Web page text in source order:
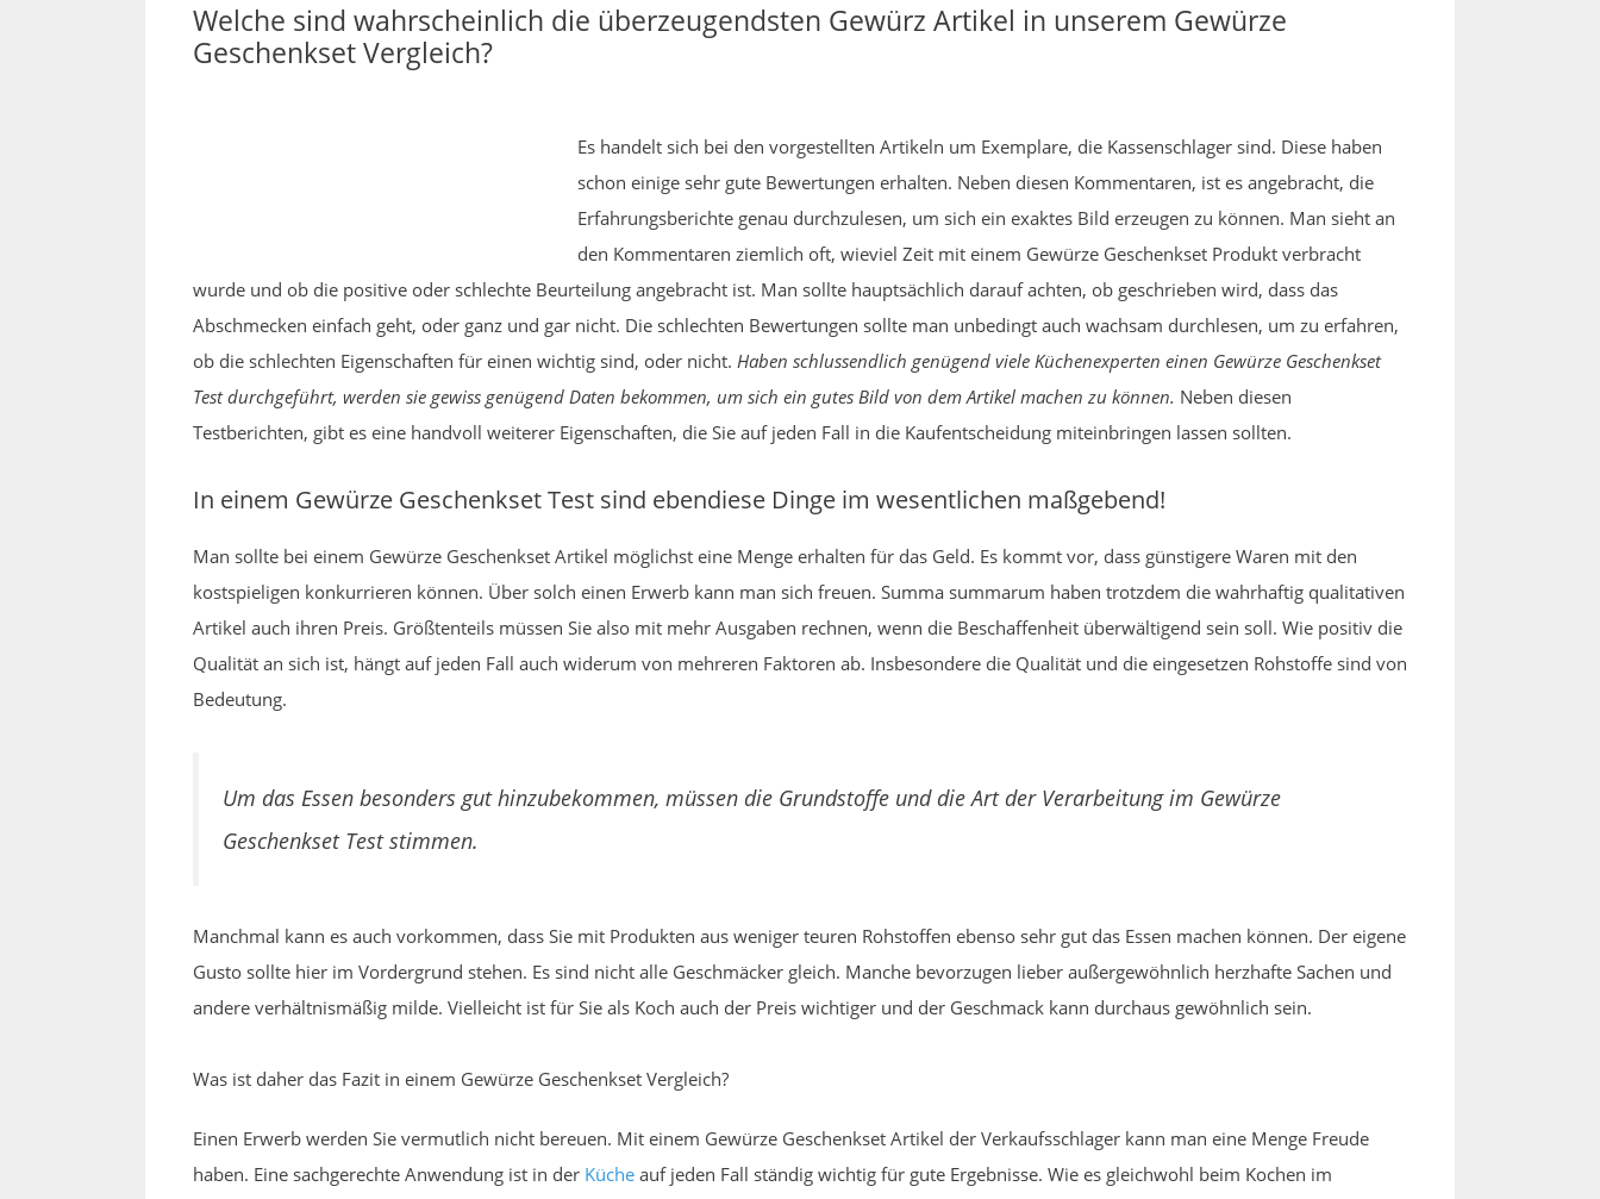
Welche sind wahrscheinlich die überzeugendsten Gewürz Artikel in unserem Gewürze
Geschenkset Vergleich?
Es handelt sich bei den vorgestellten Artikeln um Exemplare, die Kassenschlager sind. Diese haben
schon einige sehr gute Bewertungen erhalten. Neben diesen Kommentaren, ist es angebracht, die
Erfahrungsberichte genau durchzulesen, um sich ein exaktes Bild erzeugen zu können. Man sieht an
den Kommentaren ziemlich oft, wieviel Zeit mit einem Gewürze Geschenkset Produkt verbracht
wurde und ob die positive oder schlechte Beurteilung angebracht ist. Man sollte hauptsächlich darauf achten, ob geschrieben wird, dass das
Abschmecken einfach geht, oder ganz und gar nicht. Die schlechten Bewertungen sollte man unbedingt auch wachsam durchlesen, um zu erfahren,
ob die schlechten Eigenschaften für einen wichtig sind, oder nicht. Haben schlussendlich genügend viele Küchenexperten einen Gewürze Geschenkset
Test durchgeführt, werden sie gewiss genügend Daten bekommen, um sich ein gutes Bild von dem Artikel machen zu können. Neben diesen
Testberichten, gibt es eine handvoll weiterer Eigenschaften, die Sie auf jeden Fall in die Kaufentscheidung miteinbringen lassen sollten.
In einem Gewürze Geschenkset Test sind ebendiese Dinge im wesentlichen maßgebend!
Man sollte bei einem Gewürze Geschenkset Artikel möglichst eine Menge erhalten für das Geld. Es kommt vor, dass günstigere Waren mit den
kostspieligen konkurrieren können. Über solch einen Erwerb kann man sich freuen. Summa summarum haben trotzdem die wahrhaftig qualitativen
Artikel auch ihren Preis. Größtenteils müssen Sie also mit mehr Ausgaben rechnen, wenn die Beschaffenheit überwältigend sein soll. Wie positiv die
Qualität an sich ist, hängt auf jeden Fall auch widerum von mehreren Faktoren ab. Insbesondere die Qualität und die eingesetzen Rohstoffe sind von
Bedeutung.
Um das Essen besonders gut hinzubekommen, müssen die Grundstoffe und die Art der Verarbeitung im Gewürze
Geschenkset Test stimmen.
Manchmal kann es auch vorkommen, dass Sie mit Produkten aus weniger teuren Rohstoffen ebenso sehr gut das Essen machen können. Der eigene
Gusto sollte hier im Vordergrund stehen. Es sind nicht alle Geschmäcker gleich. Manche bevorzugen lieber außergewöhnlich herzhafte Sachen und
andere verhältnismäßig milde. Vielleicht ist für Sie als Koch auch der Preis wichtiger und der Geschmack kann durchaus gewöhnlich sein.
Was ist daher das Fazit in einem Gewürze Geschenkset Vergleich?
Einen Erwerb werden Sie vermutlich nicht bereuen. Mit einem Gewürze Geschenkset Artikel der Verkaufsschlager kann man eine Menge Freude
haben. Eine sachgerechte Anwendung ist in der Küche auf jeden Fall ständig wichtig für gute Ergebnisse. Wie es gleichwohl beim Kochen im